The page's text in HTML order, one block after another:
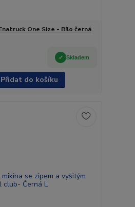
One Size - Bílo černá
Skladem
Přidat do košíku